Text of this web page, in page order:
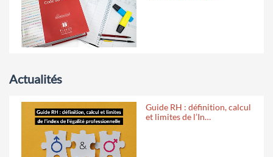
Actualités
Guide RH : définition, calcul
et limites de l’In…